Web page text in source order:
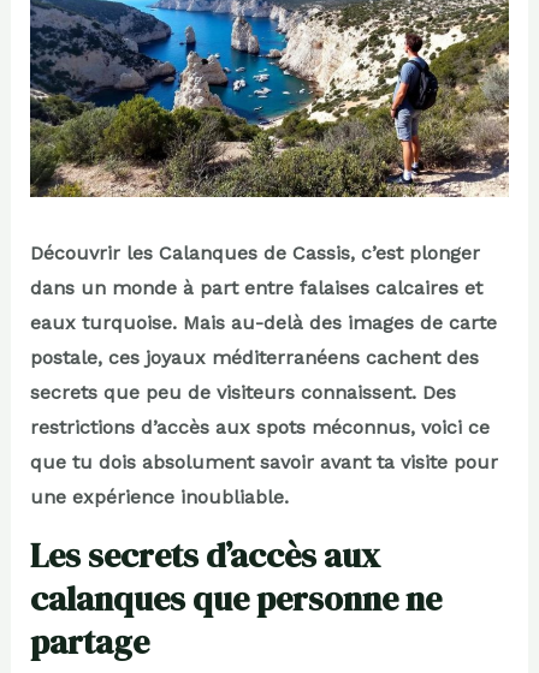
Découvrir les Calanques de Cassis, c’est plonger
dans un monde à part entre falaises calcaires et
eaux turquoise. Mais au-delà des images de carte
postale, ces joyaux méditerranéens cachent des
secrets que peu de visiteurs connaissent. Des
restrictions d’accès aux spots méconnus, voici ce
que tu dois absolument savoir avant ta visite pour
une expérience inoubliable.
Les secrets d’accès aux
calanques que personne ne
partage